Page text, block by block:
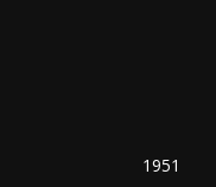
1951